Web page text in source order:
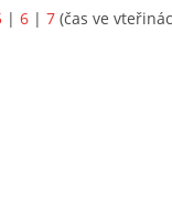
| 6 | 7 (čas ve